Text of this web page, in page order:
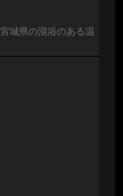
宮城県の混浴のある温